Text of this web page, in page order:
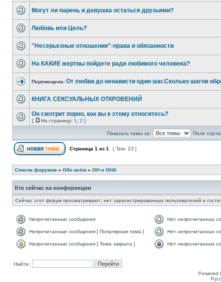
Могут ли парень и девушка остаться друзьями?
Любовь или Цель?
"Несерьезные отношения"-права и обязанности
На КАКИЕ жертвы пойдете ради любимого человека?
Перемещена: От любви до ненависти один шаг.Сколько шагов
КНИГА СЕКСУАЛЬНЫХ ОТКРОВЕНИЙ
Он смотрит порно, как вы к этому относитесь?
[ На страницу: 1 2 ]
Показать темы за: Поле
Страница 1 из 1 [ Тем: 23 ]
Список форумов » Обо всём » ОН и ОНА
Кто сейчас на конференции
Сейчас этот форум просматривают: нет зарегистрированных пользователей и
Непрочитанные сообщения Нет непрочитанных
Непрочитанные сообщения [ Популярная тема ] Нет непрочитанных
Непрочитанные сообщения [ Тема закрыта ] Нет непрочитанных
Найти:
Powered